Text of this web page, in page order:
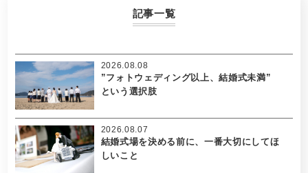
記事一覧
”フォトウェディング以上、結婚式未満”
という選択肢
2026.08.08
結婚式場を決める前に、一番大切にしてほ
しいこと
2026.08.07